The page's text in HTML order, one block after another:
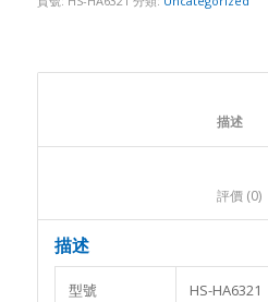
描述
型號 HS-HA6321